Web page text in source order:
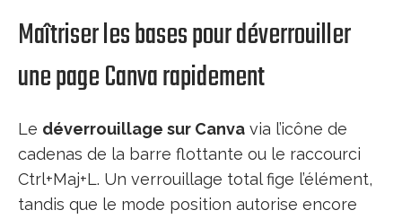
Maîtriser les bases pour déverrouiller
une page Canva rapidement
Le déverrouillage sur Canva via l’icône de
cadenas de la barre flottante ou le raccourci
Ctrl+Maj+L. Un verrouillage total fige l’élément,
tandis que le mode position autorise encore